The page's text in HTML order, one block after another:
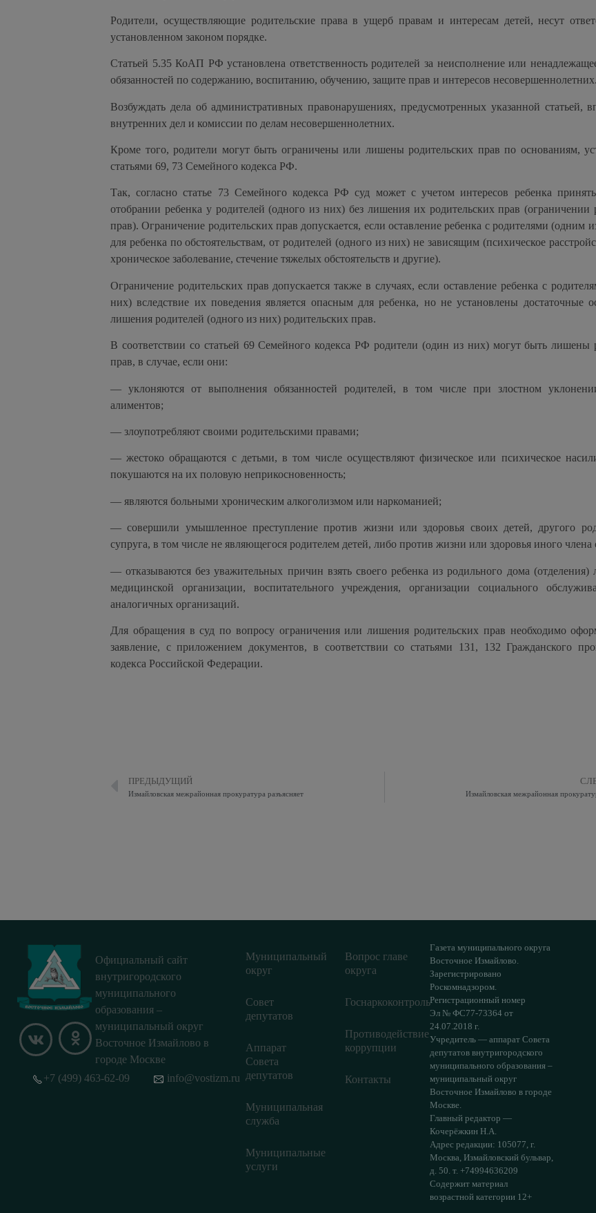
Родители, осуществляющие родительские права в ущерб правам и интересам детей, несут
установленном законом порядке.
Статьей 5.35 КоАП РФ установлена ответственность родителей за неисполнение или
обязанностей по содержанию, воспитанию, обучению, защите прав и интересов несовершеннолетних.
Возбуждать дела об административных правонарушениях, предусмотренных указанной статьей,
внутренних дел и комиссии по делам несовершеннолетних.
Кроме того, родители могут быть ограничены или лишены родительских прав по основаниям,
статьями 69, 73 Семейного кодекса РФ.
Так, согласно статье 73 Семейного кодекса РФ суд может с учетом интересов ребенка
отобрании ребенка у родителей (одного из них) без лишения их родительских прав (ограничении
прав). Ограничение родительских прав допускается, если оставление ребенка с родителями (одним
для ребенка по обстоятельствам, от родителей (одного из них) не зависящим (психическое
хроническое заболевание, стечение тяжелых обстоятельств и другие).
Ограничение родительских прав допускается также в случаях, если оставление ребенка с
них) вследствие их поведения является опасным для ребенка, но не установлены достаточные
лишения родителей (одного из них) родительских прав.
В соответствии со статьей 69 Семейного кодекса РФ родители (один из них) могут быть лишены
прав, в случае, если они:
— уклоняются от выполнения обязанностей родителей, в том числе при злостном
алиментов;
— злоупотребляют своими родительскими правами;
— жестоко обращаются с детьми, в том числе осуществляют физическое или психическое
покушаются на их половую неприкосновенность;
— являются больными хроническим алкоголизмом или наркоманией;
— совершили умышленное преступление против жизни или здоровья своих детей, другого
супруга, в том числе не являющегося родителем детей, либо против жизни или здоровья иного члена
— отказываются без уважительных причин взять своего ребенка из родильного дома (отделения)
медицинской организации, воспитательного учреждения, организации социального
аналогичных организаций.
Для обращения в суд по вопросу ограничения или лишения родительских прав необходимо
заявление, с приложением документов, в соответствии со статьями 131, 132 Гражданского
кодекса Российской Федерации.
ПРЕДЫДУЩИЙ
Измайловская межрайонная прокуратура разъясняет Измайловская межрайонная
Официальный сайт
внутригородского
муниципального
образования –
муниципальный округ
Восточное Измайлово в
городе Москве
Муниципальный
округ
Совет
депутатов
Аппарат
Совета
депутатов
Муниципальная
служба
Муниципальные
услуги
Вопрос главе
округа
Госнаркоконтроль
Противодействие
коррупции
Контакты
Газета муниципального округа
Восточное Измайлово.
Зарегистрировано
Роскомнадзором.
Регистрационный номер
Эл № ФС77-73364 от
24.07.2018 г.
Учредитель — аппарат Совета
депутатов внутригородского
муниципального образования –
муниципальный округ
Восточное Измайлово в городе
Москве.
Главный редактор —
Кочерёжкин Н.А.
Адрес редакции: 105077, г.
Москва, Измайловский бульвар,
д. 50. т. +74994636209
Содержит материал
возрастной категории 12+
+7 (499) 463-62-09 info@vostizm.ru